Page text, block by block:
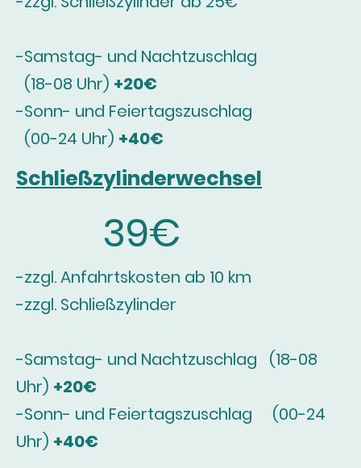
-Samstag- und Nachtzuschlag
(18-08 Uhr) +20€
-Sonn- und Feiertagszuschlag
(00-24 Uhr) +40€
Schließzylinderwechsel
39€
-zzgl. Anfahrtskosten ab 10 km
-zzgl. Schließzylinder
-Samstag- und Nachtzuschlag (18-08
Uhr) +20€
-Sonn- und Feiertagszuschlag (00-24
Uhr) +40€